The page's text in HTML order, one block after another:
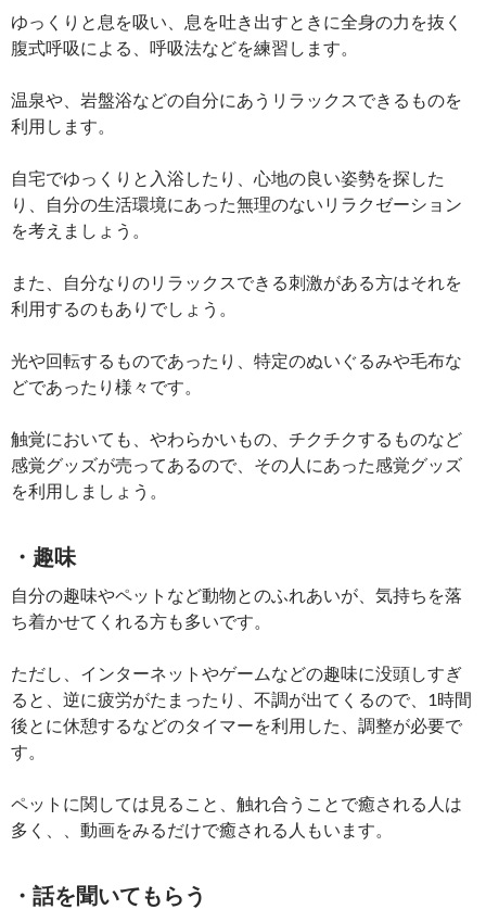
ゆっくりと息を吸い、息を吐き出すときに全身の力を抜く
腹式呼吸による、呼吸法などを練習します。
温泉や、岩盤浴などの自分にあうリラックスできるものを
利用します。
自宅でゆっくりと入浴したり、心地の良い姿勢を探した
り、自分の生活環境にあった無理のないリラクゼーション
を考えましょう。
また、自分なりのリラックスできる刺激がある方はそれを
利用するのもありでしょう。
光や回転するものであったり、特定のぬいぐるみや毛布な
どであったり様々です。
触覚においても、やわらかいもの、チクチクするものなど
感覚グッズが売ってあるので、その人にあった感覚グッズ
を利用しましょう。
・趣味
自分の趣味やペットなど動物とのふれあいが、気持ちを落
ち着かせてくれる方も多いです。
ただし、インターネットやゲームなどの趣味に没頭しすぎ
ると、逆に疲労がたまったり、不調が出てくるので、1時間
後とに休憩するなどのタイマーを利用した、調整が必要で
す。
ペットに関しては見ること、触れ合うことで癒される人は
多く、、動画をみるだけで癒される人もいます。
・話を聞いてもらう